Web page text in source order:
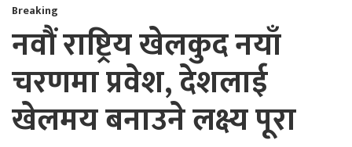
Breaking
नवौं राष्ट्रिय खेलकुद नयाँ
चरणमा प्रवेश, देशलाई
खेलमय बनाउने लक्ष्य पूरा